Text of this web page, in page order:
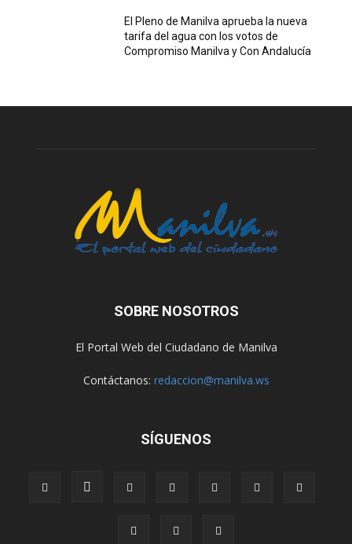
El Pleno de Manilva aprueba la nueva
tarifa del agua con los votos de
Compromiso Manilva y Con Andalucía
SOBRE NOSOTROS
El Portal Web del Ciudadano de Manilva
Contáctanos: redaccion@manilva.ws
SÍGUENOS